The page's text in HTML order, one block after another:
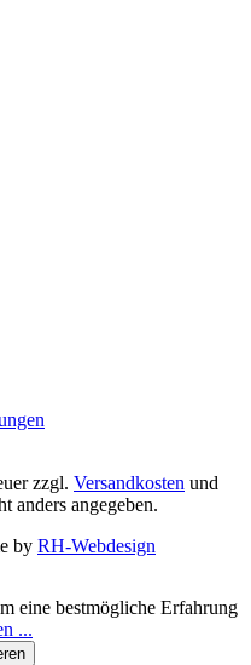
zzgl. Versandkosten und
anders angegeben.
by RH-Webdesign
eine bestmögliche Erfahrung
...